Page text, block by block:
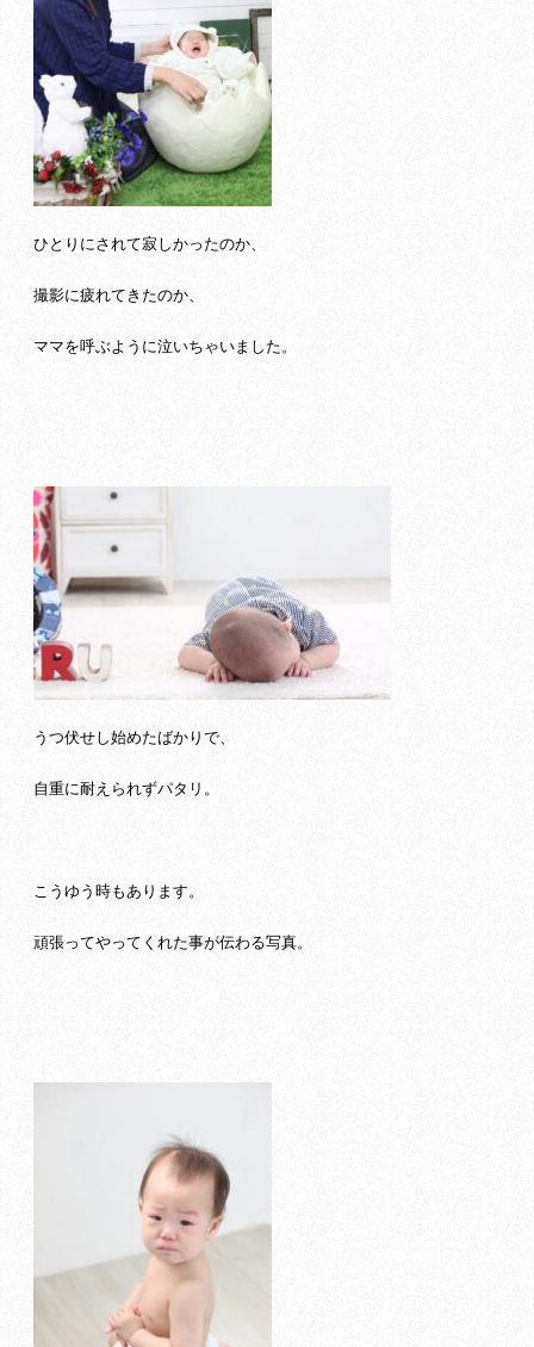
ひとりにされて寂しかったのか、
撮影に疲れてきたのか、
ママを呼ぶように泣いちゃいました。
うつ伏せし始めたばかりで、
自重に耐えられずパタリ。
こうゆう時もあります。
頑張ってやってくれた事が伝わる写真。